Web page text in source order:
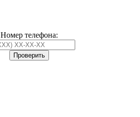
Номер телефона: